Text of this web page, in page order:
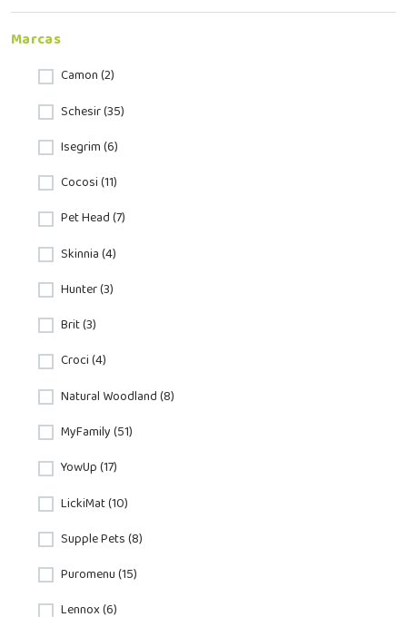
Marcas
Camon (2)
Schesir (35)
Isegrim (6)
Cocosi (11)
Pet Head (7)
Skinnia (4)
Hunter (3)
Brit (3)
Croci (4)
Natural Woodland (8)
MyFamily (51)
YowUp (17)
LickiMat (10)
Supple Pets (8)
Puromenu (15)
Lennox (6)